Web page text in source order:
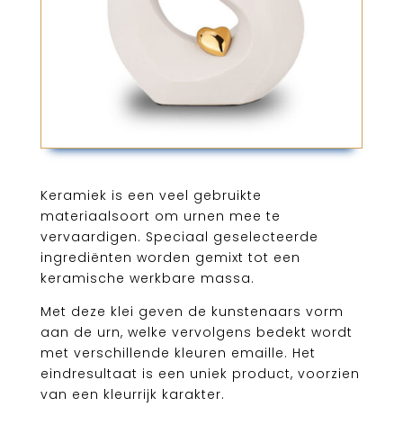
Keramiek is een veel gebruikte
materiaalsoort om urnen mee te
vervaardigen. Speciaal geselecteerde
ingrediënten worden gemixt tot een
keramische werkbare massa.
Met deze klei geven de kunstenaars vorm
aan de urn, welke vervolgens bedekt wordt
met verschillende kleuren emaille. Het
eindresultaat is een uniek product, voorzien
van een kleurrijk karakter.